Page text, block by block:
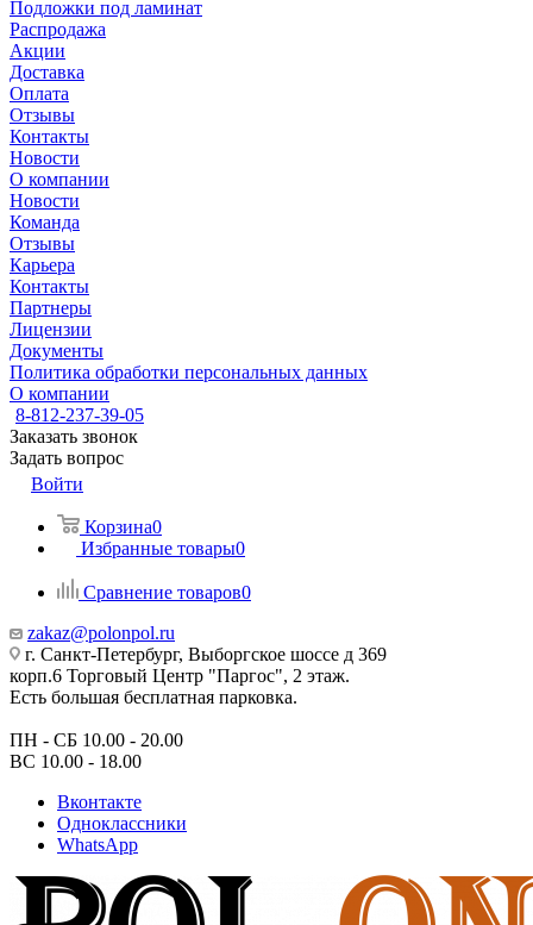
Подложки под ламинат
Распродажа
Акции
Доставка
Оплата
Отзывы
Контакты
Новости
О компании
Новости
Команда
Отзывы
Карьера
Контакты
Партнеры
Лицензии
Документы
Политика обработки персональных данных
О компании
8-812-237-39-05
Заказать звонок
Задать вопрос
Войти
Корзина0
Избранные товары0
Сравнение товаров0
zakaz@polonpol.ru
г. Санкт-Петербург, Выборгское шоссе д 369
корп.6 Торговый Центр "Паргос", 2 этаж.
Есть большая бесплатная парковка.
ПН - СБ 10.00 - 20.00
ВС 10.00 - 18.00
Вконтакте
Одноклассники
WhatsApp